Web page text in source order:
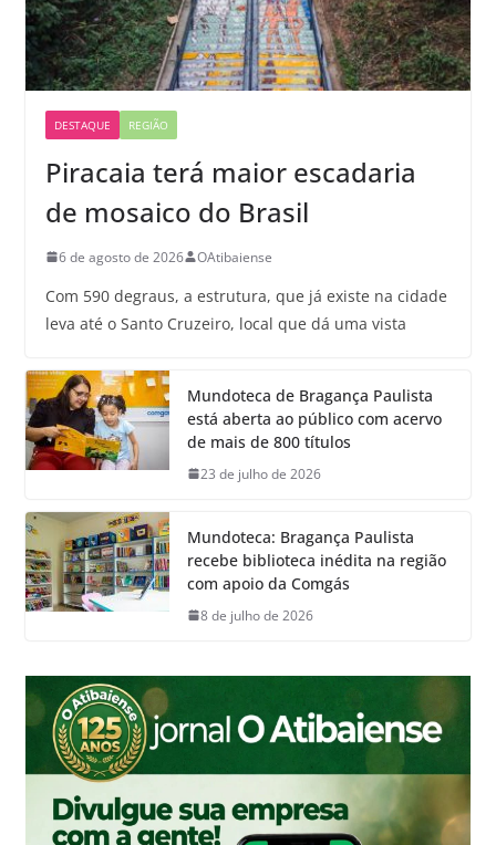
DESTAQUE REGIÃO
Piracaia terá maior escadaria
de mosaico do Brasil
6 de agosto de 2026 OAtibaiense
Com 590 degraus, a estrutura, que já existe na cidade
leva até o Santo Cruzeiro, local que dá uma vista
Mundoteca de Bragança Paulista
está aberta ao público com acervo
de mais de 800 títulos
23 de julho de 2026
Mundoteca: Bragança Paulista
recebe biblioteca inédita na região
com apoio da Comgás
8 de julho de 2026